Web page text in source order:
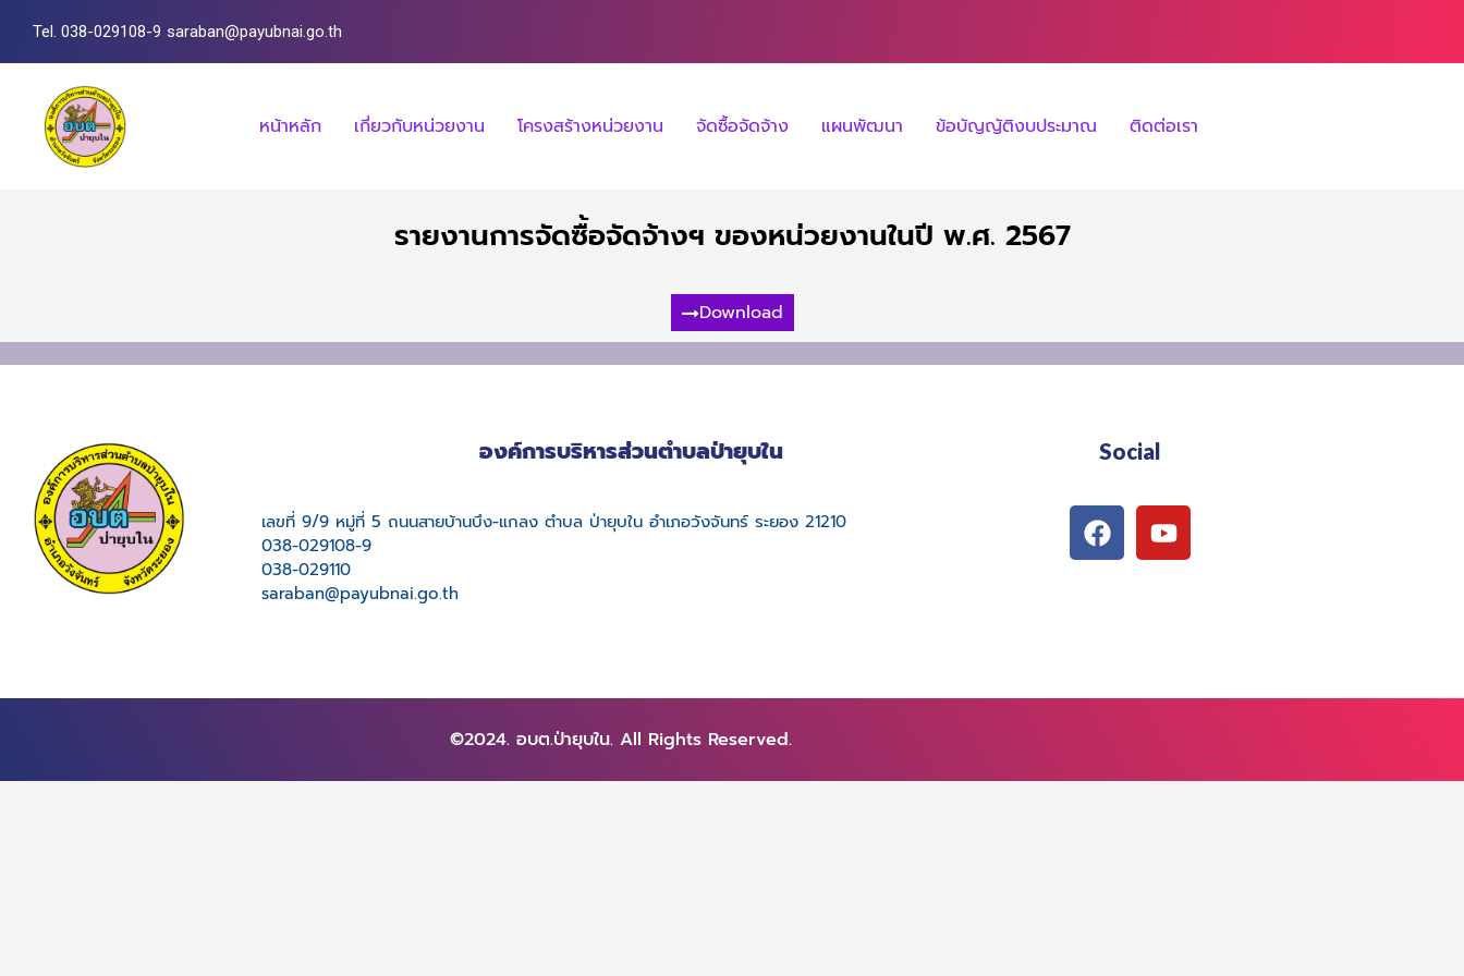
Tel. 038-029108-9 saraban@payubnai.go.th
หน้าหลัก เกี่ยวกับหน่วยงาน โครงสร้างหน่วยงาน จัดซื้อจัดจ้าง แผนพัฒนา ข้อบัญญัติงบประมาณ ติดต่อเรา
รายงานการจัดซื้อจัดจ้างฯ ของหน่วยงานในปี พ.ศ. 2567
Download
องค์การบริหารส่วนตำบลป่ายุบใน
เลขที่ 9/9 หมู่ที่ 5 ถนนสายบ้านบึง-แกลง ตำบล ป่ายุบใน อำเภอวังจันทร์ ระยอง 21210
038-029108-9
038-029110
saraban@payubnai.go.th
Social
©2024. อบต.ป่ายุบใน. All Rights Reserved.